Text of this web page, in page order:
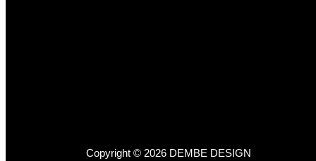
Copyright © 2026 DEMBE DESIGN